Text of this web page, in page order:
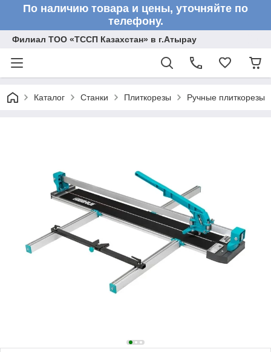
По наличию товара и цены, уточняйте по
телефону.
Филиал ТОО «ТССП Казахстан» в г.Атырау
Каталог Станки Плиткорезы Ручные плиткорезы